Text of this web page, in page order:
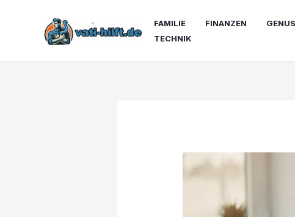
FAMILIE FINANZEN
TECHNIK